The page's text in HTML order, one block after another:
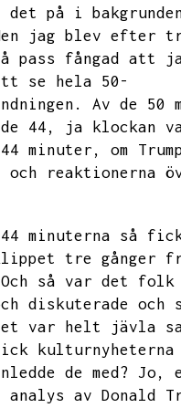
det på i
jag blev efter
pass fångad att
se hela 50-
Av de 50
44,
ja klockan
minuter,
om
och reaktionerna
minuterna så
tre gånger
Och så var det folk
diskuterade och
var helt jävla
kulturnyheterna
de med? Jo,
av Donald